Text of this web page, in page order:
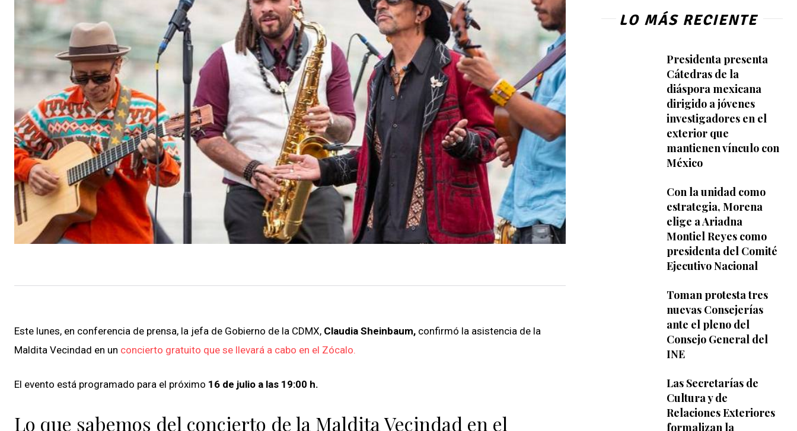
Este lunes, en conferencia de prensa, la jefa de Gobierno de la CDMX, Claudia Sheinbaum, confirmó la asistencia de la
Maldita Vecindad en un concierto gratuito que se llevará a cabo en el Zócalo.
El evento está programado para el próximo 16 de julio a las 19:00 h.
Lo que sabemos del concierto de la Maldita Vecindad en el
LO MÁS RECIENTE
Presidenta presenta
Cátedras de la
diáspora mexicana
dirigido a jóvenes
investigadores en el
exterior que
mantienen vínculo con
México
Con la unidad como
estrategia, Morena
elige a Ariadna
Montiel Reyes como
presidenta del Comité
Ejecutivo Nacional
Toman protesta tres
nuevas Consejerías
ante el pleno del
Consejo General del
INE
Las Secretarías de
Cultura y de
Relaciones Exteriores
formalizan la